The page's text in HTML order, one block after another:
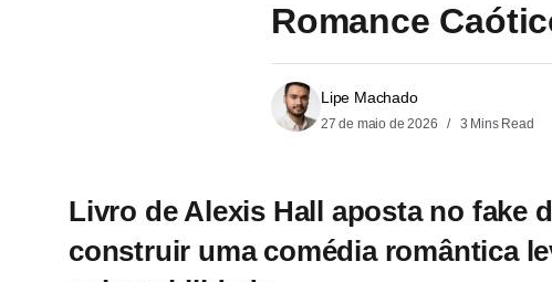
Romance
Lipe Machado
27 de maio de 2026 3 Mins Read
Livro de Alexis Hall aposta no fake
construir uma comédia romântica